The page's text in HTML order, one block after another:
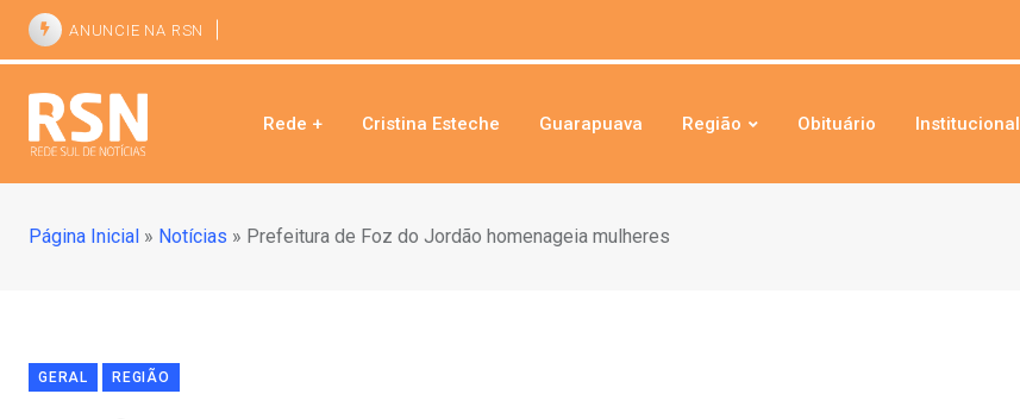
ANUNCIE NA RSN
Rede + Cristina Esteche Guarapuava Região Obituário Institucional
Página Inicial » Notícias » Prefeitura de Foz do Jordão homenageia mulheres
GERAL REGIÃO